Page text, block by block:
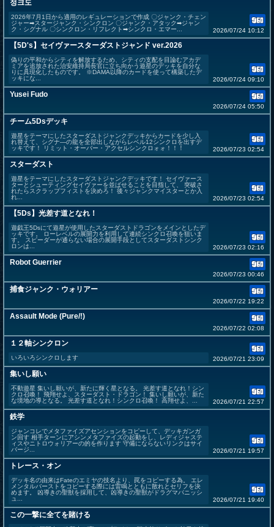
정크도
2026年7月1日から適用のレギュレーションで作成 〇ジャンク・チェン
ジャー➡スタージャンク・シンクロン 〇ジャンク・アタック➡ジャン
ク・シグナル 〇シンクロン・リフレクト➡シンクロ・エマー...
2026/07/24 10:12
【5D's】セイヴァースターダストジャンド ver.2026
偽りの平和からシティを解放するため、シティの支配を目論むアカデ
ミアを追放された治安維持局長官に立ち向かう遊星のデッキを自分な
りに具現化したものです。 ※DAMA以降のカードを使って構築したデ
ッキにな...
2026/07/24 09:10
Yusei Fudo
2026/07/24 05:50
チーム5Dsデッキ
遊星をテーマにしたスターダストジャンクデッキからカードを少し入
れ替えて、シグナ―の龍を全部出しながらレベル12シンクロを出すデ
ッキです！ リミット・オーバー・アクセルシンクロォォ！！！
2026/07/23 02:54
スターダスト
遊星をテーマにしたスターダストジャンクデッキです！ セイヴァース
ターとシューティングセイヴァーを並ばせることを目指して、 突破さ
れたらスクラップフィストを決めろ！ 後々ジャンクマイスターとか入
れ...
2026/07/23 02:54
【5Ds】光差す道となれ！
遊戯王5Dsにて遊星が使用したスターダストドラゴンをメインとしたデ
ッキです。 ローレベルの展開力を利用して連続シンクロ召喚を狙いま
す。 スピーダーが通らない場合の展開手段としてスターダストシンク
ロンは...
2026/07/23 02:16
Robot Guerrier
2026/07/23 00:46
捕食ジャンク・ウォリアー
2026/07/22 19:22
Assault Mode (Pure/!)
2026/07/22 02:08
１２軸シンクロン
いろいろシンクロします 2026/07/21 23:09
集いし願い
不動遊星 集いし願いが、新たに輝く星となる。 光差す道となれ！シン
クロ召喚！ 飛翔せよ、スターダスト・ドラゴン！ 集いし願いが、新た
な境地の導となる。 光差す道となれ！シンクロ召喚！ 高翔せよ、...
2026/07/21 22:57
鉄学
ジャンコレでメタファイズアセンションをコピーして、デッキガンガ
ン回す 相手ターンにアシンメタファイズの起動をし、レディジャステ
ィスやニトロウォリアーの的を作ります 守備にならないリンクはサイ
バージ...
2026/07/21 19:57
トレース・オン
デッキ名の由来はFateのエミヤの技名より、罠をコピーする為。 エレ
メンタルバーストをコピーする際には雷鳴とともに散れとセリフを決
めます。 凶導きの聖獣を採用して、凶導きの聖獣がドラグマパニッシ
ュ...
2026/07/21 19:40
この一撃に全てを賭ける